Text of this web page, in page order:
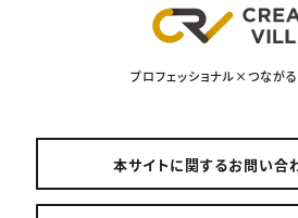
プロフェッショナル×つなが
本サイトに関するお問い合